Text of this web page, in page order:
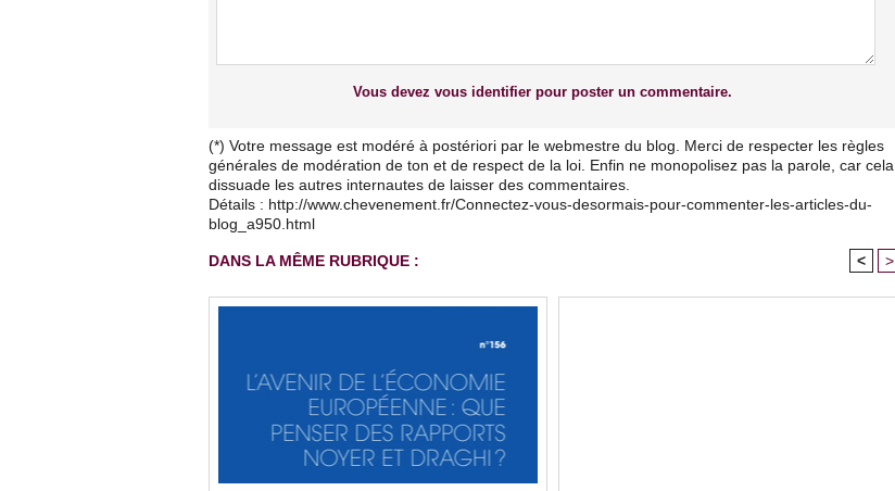
Vous devez vous identifier pour poster un commentaire.
(*) Votre message est modéré à postériori par le webmestre du blog. Merci de respecter les règles
générales de modération de ton et de respect de la loi. Enfin ne monopolisez pas la parole, car cela
dissuade les autres internautes de laisser des commentaires.
Détails : http://www.chevenement.fr/Connectez-vous-desormais-pour-commenter-les-articles-du-
blog_a950.html
DANS LA MÊME RUBRIQUE : < >